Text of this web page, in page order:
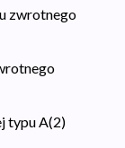
zwrotnego
typu A(2)